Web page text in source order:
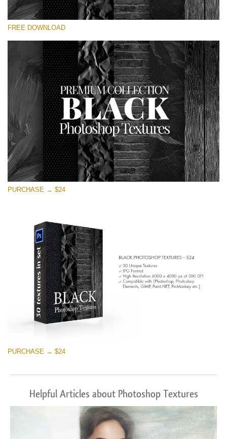
Prosím vyberte
Small 800*533px
Black Textures
(30 Textures)
Large 6000*4000px
Entire Collection
(1783 Overlays)
Large 6000*4000px
Stažení zdarma
FREE DOWNLOAD
PURCHASE → $24
PURCHASE → $24
Helpful Articles about Photoshop Textures